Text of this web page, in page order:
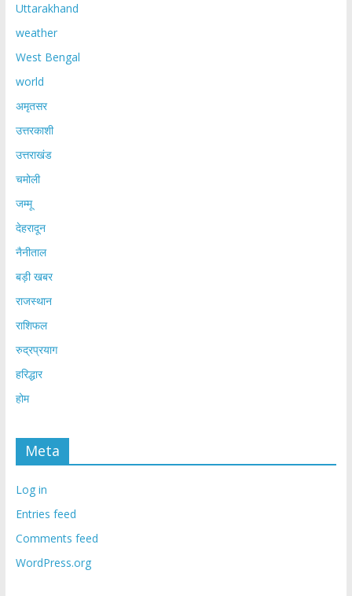
Uttarakhand
weather
West Bengal
world
अमृतसर
उत्तरकाशी
उत्तराखंड
चमोली
जम्मू
देहरादून
नैनीताल
बड़ी खबर
राजस्थान
राशिफल
रुद्रप्रयाग
हरिद्धार
होम
Meta
Log in
Entries feed
Comments feed
WordPress.org